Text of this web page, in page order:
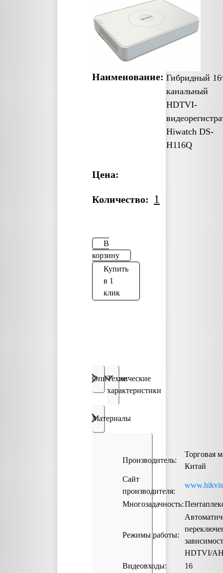
Наименование: Гибридный
канальный
HDTVI-
Hiwatch DS-
H116Q
Цена:
Количество: 1
В
корзину
Купить
в 1
клик
Описание
Технические
характеристики
Материалы
Производитель:
Торговая
Китай
Сайт
производителя:
Многозадачность:
Режимы работы:
HDTVI/
Видеовходы:
16